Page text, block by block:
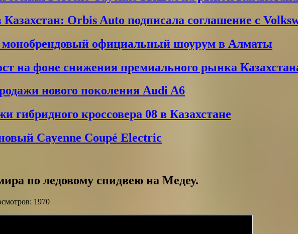
Orbis Auto подписала соглашение с
официальный шоурум в Алматы
на фоне снижения премиального рынка
нового поколения Audi A6
гибридного кроссовера 08 в Казахстане
Cayenne Coupé Electric
по ледовому спидвею на Медеу.
1970